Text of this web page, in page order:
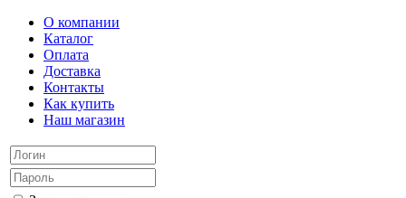
О компании
Каталог
Оплата
Доставка
Контакты
Как купить
Наш магазин